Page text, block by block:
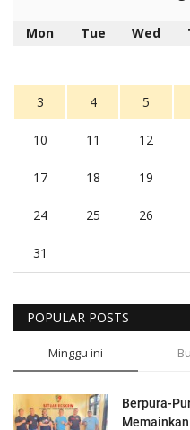
Mon Tue Wed
3 4 5
10 11 12
17 18 19
24 25 26
31
POPULAR POSTS
Minggu ini
Berpura-